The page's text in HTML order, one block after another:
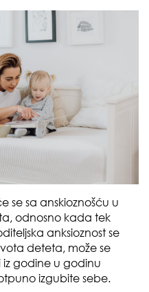
se sa anskioznošću u
odnosno kada tek
anksioznost se
deteta, može se
godine u godinu
izgubite sebe.